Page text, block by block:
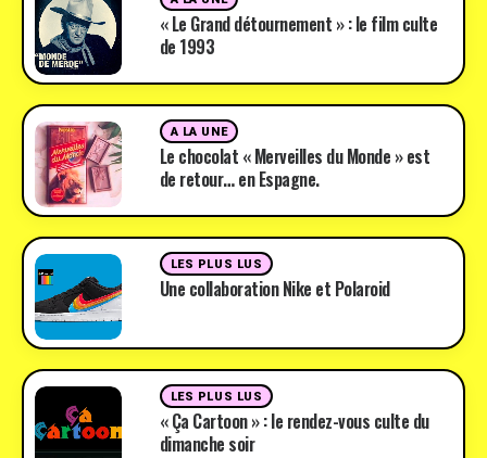
« Le Grand détournement » : le film culte
de 1993
A LA UNE
Le chocolat « Merveilles du Monde » est
de retour… en Espagne.
LES PLUS LUS
Une collaboration Nike et Polaroid
LES PLUS LUS
« Ça Cartoon » : le rendez-vous culte du
dimanche soir